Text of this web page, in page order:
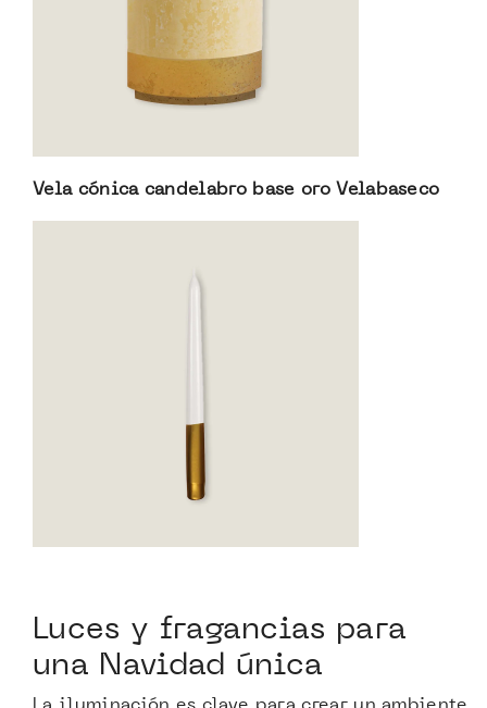
Vela cónica candelabro base oro Velabaseco
Luces y fragancias para
una Navidad única
La iluminación es clave para crear un ambiente